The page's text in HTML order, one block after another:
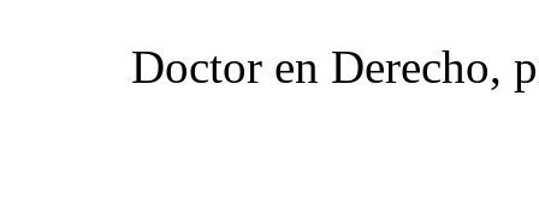
Doctor en Derecho,